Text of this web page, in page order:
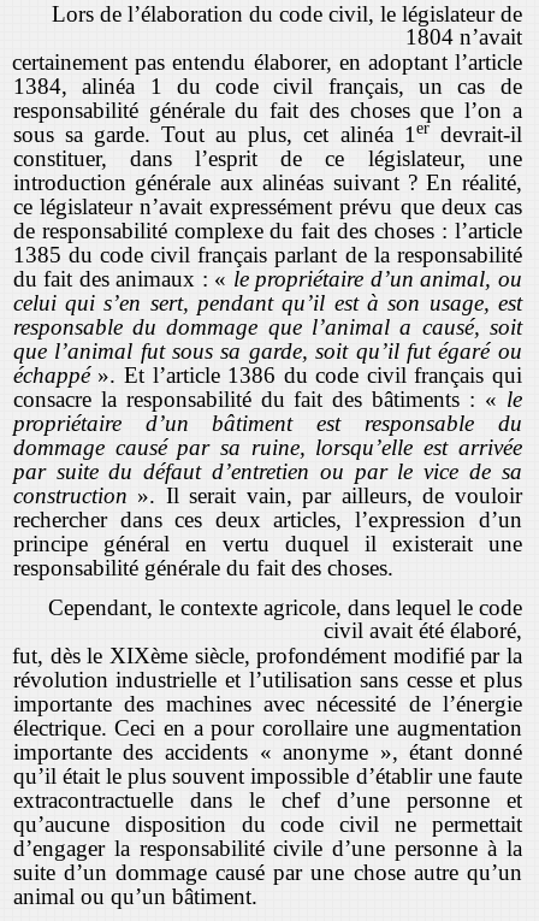
Lors de l’élaboration du code civil, le législateur de
1804 n’avait
certainement pas entendu élaborer, en adoptant l’article
1384, alinéa 1 du code civil français, un cas de
responsabilité générale du fait des choses que l’on a
sous sa garde. Tout au plus, cet alinéa 1 erdevrait-il
constituer, dans l’esprit de ce législateur, une
introduction générale aux alinéas suivant ? En réalité,
ce législateur n’avait expressément prévu que deux cas
de responsabilité complexe du fait des choses : l’article
1385 du code civil français parlant de la responsabilité
du fait des animaux : « le propriétaire d’un animal, ou
celui qui s’en sert, pendant qu’il est à son usage, est
responsable du dommage que l’animal a causé, soit
que l’animal fut sous sa garde, soit qu’il fut égaré ou
échappé». Et l’article 1386 du code civil français qui
consacre la responsabilité du fait des bâtiments : « le
propriétaire d’un bâtiment est responsable du
dommage causé par sa ruine, lorsqu’elle est arrivée
par suite du défaut d’entretien ou par le vice de sa
construction ». Il serait vain, par ailleurs, de vouloir
rechercher dans ces deux articles, l’expression d’un
principe général en vertu duquel il existerait une
responsabilité générale du fait des choses.
Cependant, le contexte agricole, dans lequel le code
civil avait été élaboré,
fut, dès le XIXème siècle, profondément modifié par la
révolution industrielle et l’utilisation sans cesse et plus
importante des machines avec nécessité de l’énergie
électrique. Ceci en a pour corollaire une augmentation
importante des accidents « anonyme », étant donné
qu’il était le plus souvent impossible d’établir une faute
extracontractuelle dans le chef d’une personne et
qu’aucune disposition du code civil ne permettait
d’engager la responsabilité civile d’une personne à la
suite d’un dommage causé par une chose autre qu’un
animal ou qu’un bâtiment.